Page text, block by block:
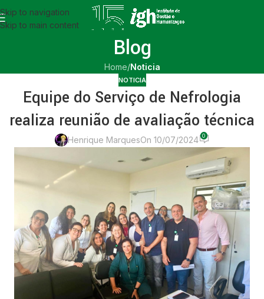
Skip to navigation
Skip to main content
Blog
Home/Noticia
NOTICIA
Equipe do Serviço de Nefrologia
realiza reunião de avaliação técnica
Henrique MarquesOn 10/07/2024 0